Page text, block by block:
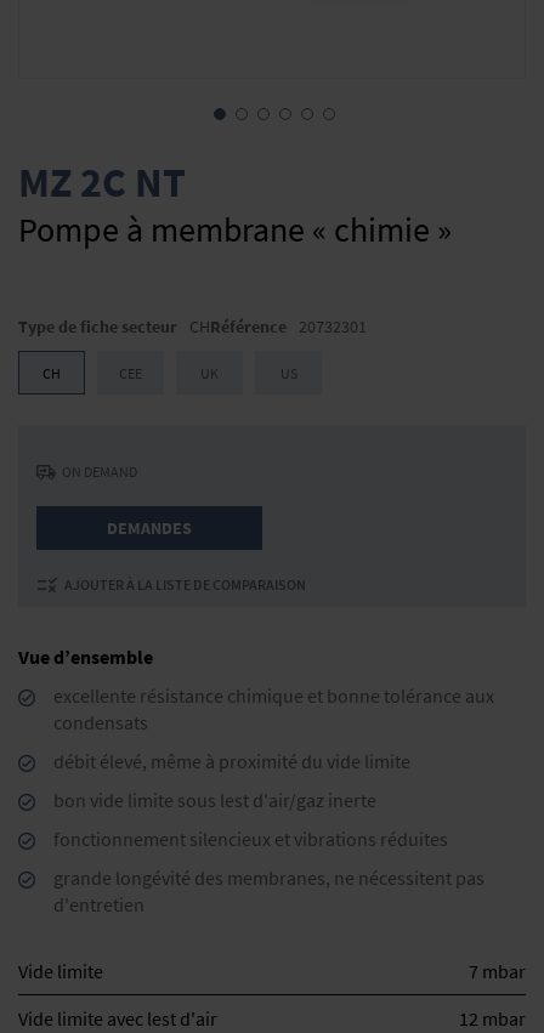
to
the
of
MZ 2C NT
Pompe à membrane « chimie »
Vue d’ensemble
excellente résistance chimique et bonne tolérance aux
condensats
débit élevé, même à proximité du vide limite
bon vide limite sous lest d'air/gaz inerte
fonctionnement silencieux et vibrations réduites
grande longévité des membranes, ne nécessitent pas
d'entretien
Vide limite
7 mbar
Vide limite avec lest d'air
12 mbar
Type de fiche secteur CHRéférence 20732301
CH CEE UK US
ON DEMAND
DEMANDES
AJOUTER À LA LISTE DE COMPARAISON